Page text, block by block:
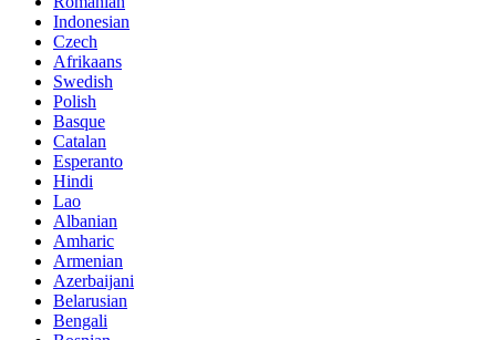
Indonesian
Czech
Afrikaans
Swedish
Polish
Basque
Catalan
Esperanto
Hindi
Lao
Albanian
Amharic
Armenian
Azerbaijani
Belarusian
Bengali